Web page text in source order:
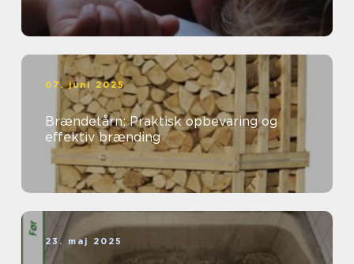
07. juni 2025
Brændetårn: Praktisk opbevaring og
effektiv brænding
23. maj 2025